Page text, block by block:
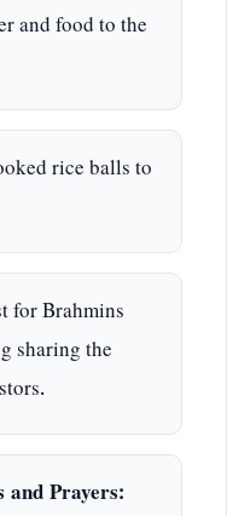
and food to the
rice balls to
for Brahmins
sharing the
Prayers: